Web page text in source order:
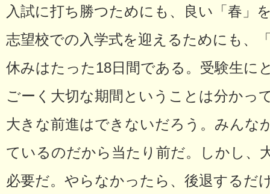
入試に打ち勝つためにも、良い「春」
志望校での入学式を迎えるためにも、
休みはたった18日間である。受験生に
ごーく大切な期間ということは分かっ
大きな前進はできないだろう。みんな
ているのだから当たり前だ。しかし、
必要だ。やらなかったら、後退するだ